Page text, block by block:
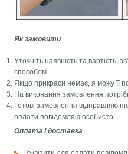
Як замовити
Уточніть наявність та вартість,
способом.
Якщо прикраси немає, я можу її
На виконання замовлення
Готові замовлення відправляю
оплати повідомляю особисто..
Оплата і доставка